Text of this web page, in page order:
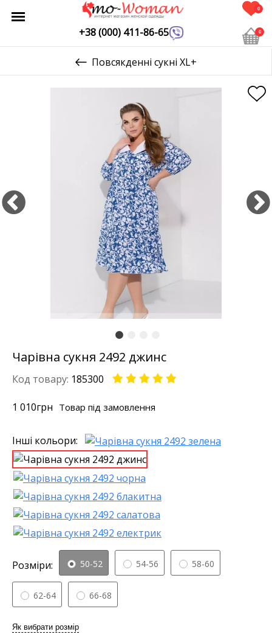
+38 (000) 411-86-65
0
0
Повсякденні сукні XL+
Чарівна сукня 2492 джинс
Код товару: 185300
1 010грн Товар під замовлення
Інші кольори:
Розміри: 50-52 54-56 58-60
62-64 66-68
Як вибрати розмір